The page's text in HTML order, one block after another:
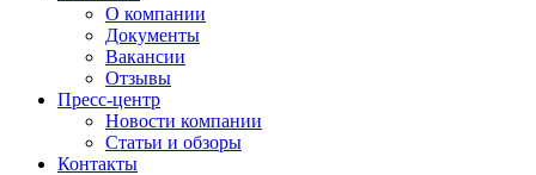
О компании
Документы
Вакансии
Отзывы
Пресс-центр
Новости компании
Статьи и обзоры
Контакты